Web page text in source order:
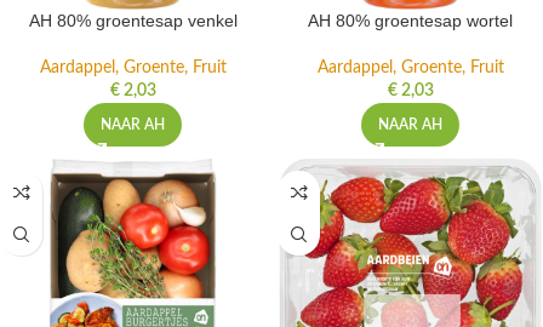
AH 80% groentesap venkel
Aardappel, Groente, Fruit
€2,03
NAAR AH
AH 80% groentesap wortel
Aardappel, Groente, Fruit
€2,03
NAAR AH